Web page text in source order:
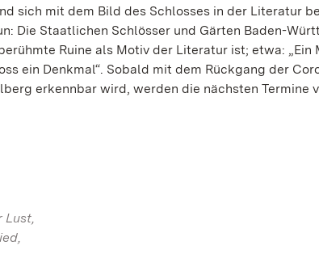
sich mit dem Bild des Schlosses in der Literatur
Die Staatlichen Schlösser und Gärten Baden-
Ruine als Motiv der Literatur ist; etwa: „Ein
ein Denkmal“. Sobald mit dem Rückgang der
erkennbar wird, werden die nächsten Termine
Lust,